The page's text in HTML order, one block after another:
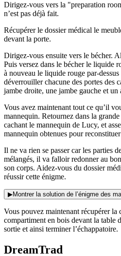
Dirigez-vous vers la "preparation
n’est pas déjà fait.
Récupérer le dossier médical le
devant la porte.
Dirigez-vous ensuite vers le bécher.
Puis versez dans le bécher le liquide
à nouveau le liquide rouge par-
déverrouiller chacune des portes des
jambe droite, une jambe gauche et un
Vous avez maintenant tout ce qu’il
mannequin. Retournez dans la
cachant le mannequin de Lucy, et
mannequin obtenues pour
Il ne va rien se passer car les parties
mélangés, il va falloir redonner au
son corps. Aidez-vous du dossier
réussir cette énigme.
▶Montrer la solution de l’énigme des
Vous pouvez maintenant récupérer la
compartiment en bois devant la table
sortie et ainsi terminer l’échappatoire.
DreamTrad